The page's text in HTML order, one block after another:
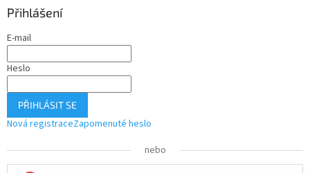
Přihlášení
E-mail
Heslo
PŘIHLÁSIT SE
Nová registraceZapomenuté heslo
nebo